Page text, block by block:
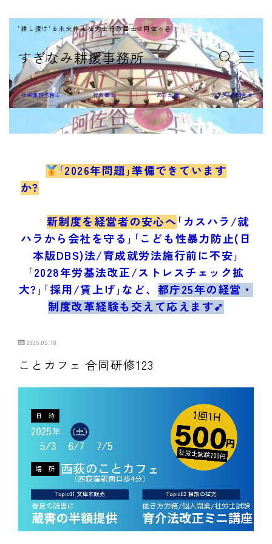
すぎなみ耕援事務所
'耕し援け'る未来伴走社労士行政書士@阿佐ヶ谷
MENU
社会保険労務士
あさが屋
ブログ/お問合せ
社会保険労務士 行政書士 あさが屋 ブログ/お問合せ
｢2026年問題｣準備できています
か?
新制度を経営者の安心へ ｢カスハラ/就
ハラから会社を守る｣｢こども性暴力防止(日
本版DBS)法/育成就労法施行前に不安｣
｢2028年労基法改正/ストレスチェック拡
大?｣｢採用/賃上げ｣など、 都庁25年の経営・
制度改革経験も交えて応えます➹
2025.05.18
ことカフェ 合同研修123